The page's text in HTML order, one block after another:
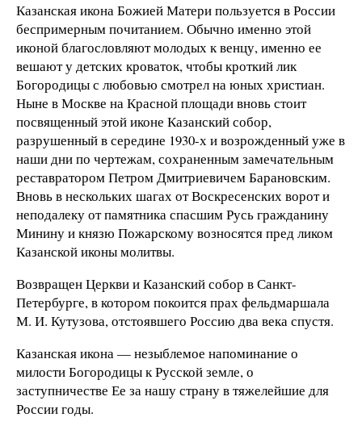
Казанская икона Божией Матери пользуется в России
беспримерным почитанием. Обычно именно этой
иконой благословляют молодых к венцу, именно ее
вешают у детских кроваток, чтобы кроткий лик
Богородицы с любовью смотрел на юных христиан.
Ныне в Москве на Красной площади вновь стоит
посвященный этой иконе Казанский собор,
разрушенный в середине 1930-х и возрожденный уже в
наши дни по чертежам, сохраненным замечательным
реставратором Петром Дмитриевичем Барановским.
Вновь в нескольких шагах от Воскресенских ворот и
неподалеку от памятника спасшим Русь гражданину
Минину и князю Пожарскому возносятся пред ликом
Казанской иконы молитвы.
Возвращен Церкви и Казанский собор в Санкт-
Петербурге, в котором покоится прах фельдмаршала
М. И. Кутузова, отстоявшего Россию два века спустя.
Казанская икона — незыблемое напоминание о
милости Богородицы к Русской земле, о
заступничестве Ее за нашу страну в тяжелейшие для
России годы.